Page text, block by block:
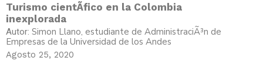
Turismo cientÃ­fico en la Colombia
inexplorada
Autor: Simon Llano, estudiante de AdministraciÃ³n de
Empresas de la Universidad de los Andes
Agosto 25, 2020